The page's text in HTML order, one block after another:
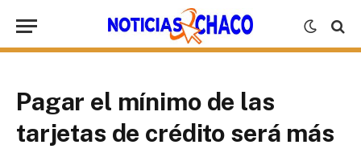
Pagar el mínimo de las
tarjetas de crédito será más